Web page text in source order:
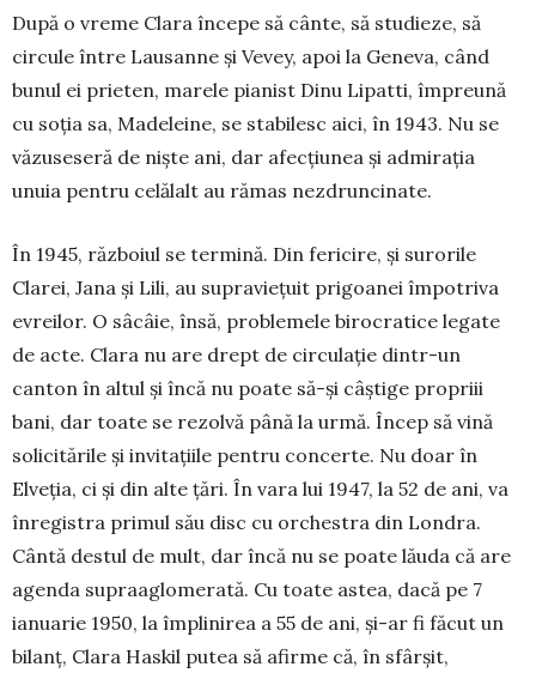
După o vreme Clara începe să cânte, să studieze, să
circule între Lausanne și Vevey, apoi la Geneva, când
bunul ei prieten, marele pianist Dinu Lipatti, împreună
cu soția sa, Madeleine, se stabi­lesc aici, în 1943. Nu se
văzuseseră de niște ani, dar afecțiunea și admirația
unuia pentru celălalt au rămas nezdruncinate.
În 1945, războiul se termină. Din feri­cire, și surorile
Clarei, Jana și Lili, au su­pra­viețuit prigoanei împotriva
evreilor. O sâcâie, însă, problemele birocratice legate
de acte. Clara nu are drept de circulație din­tr-un
canton în altul și încă nu poate să-și câștige propriii
bani, dar toate se re­zolvă până la urmă. Încep să vină
solici­tările și invitațiile pentru concerte. Nu doar în
Elveția, ci și din alte țări. În vara lui 1947, la 52 de ani, va
înregistra primul său disc cu orchestra din Londra.
Cântă destul de mult, dar încă nu se poate lăuda că are
agenda supraaglomerată. Cu toate as­tea, dacă pe 7
ianuarie 1950, la împli­ni­rea a 55 de ani, și-ar fi făcut un
bilanț, Cla­ra Haskil putea să afirme că, în sfârșit,